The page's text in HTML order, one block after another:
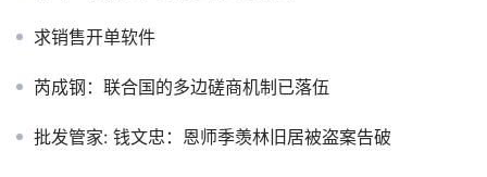
求销售开单软件
芮成钢：联合国的多边磋商机制已落伍
批发管家: 钱文忠：恩师季羡林旧居被盗案告破